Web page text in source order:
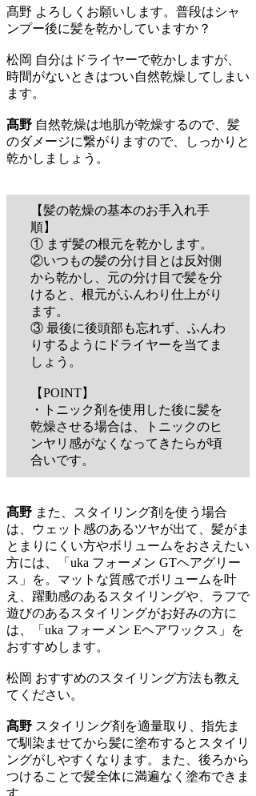
髙野 よろしくお願いします。普段はシャ
ンプー後に髪を乾かしていますか？
松岡 自分はドライヤーで乾かしますが、
時間がないときはつい自然乾燥してしまい
ます。
髙野 自然乾燥は地肌が乾燥するので、髪
のダメージに繋がりますので、しっかりと
乾かしましょう。
【髪の乾燥の基本のお手入れ手
順】
① まず髪の根元を乾かします。
②いつもの髪の分け目とは反対側
から乾かし、元の分け目で髪を分
けると、根元がふんわり仕上がり
ます。
③ 最後に後頭部も忘れず、ふんわ
りするようにドライヤーを当てま
しょう。
【POINT】
・トニック剤を使用した後に髪を
乾燥させる場合は、トニックのヒ
ンヤリ感がなくなってきたらが頃
合いです。
髙野 また、スタイリング剤を使う場合
は、ウェット感のあるツヤが出て、髪がま
とまりにくい方やボリュームをおさえたい
方には、「uka フォーメン GTヘアグリー
ス」を。マットな質感でボリュームを叶
え、躍動感のあるスタイリングや、ラフで
遊びのあるスタイリングがお好みの方に
は、「uka フォーメン Eヘアワックス」を
おすすめします。
松岡 おすすめのスタイリング方法も教え
てください。
髙野 スタイリング剤を適量取り、指先ま
で馴染ませてから髪に塗布するとスタイリ
ングがしやすくなります。また、後ろから
つけることで髪全体に満遍なく塗布できま